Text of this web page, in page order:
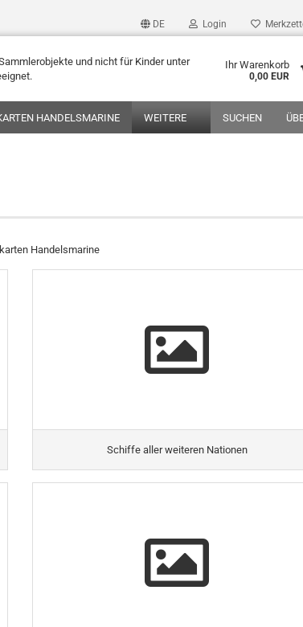
DE Login
und nicht für Kinder unter
Ihr Warenkorb
0,00 EUR
HANDELSMARINE SUCHEN
WEITERE
Handelsmarine
Schiffe aller weiteren Nationen